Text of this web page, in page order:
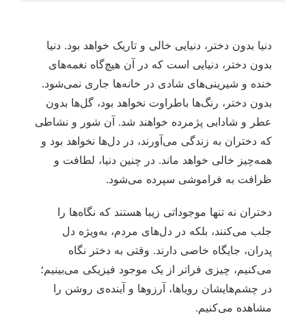
دنیا بدون دختر، دنیایی خالی و تاریک خواهد بود. دنیا
بدون دختر، دنیایی است که در آن هیچ‌گاه نغمه‌های
خنده و شیرینی‌های شادی در خانه‌ها جاری نمی‌شود.
بدون دختر، رنگ‌ها باطراوت نخواهد بود، گل‌ها بدون
عطر و شادابی پژمرده خواهند شد. آن شور و نشاطی
که دختران به زندگی می‌آورند، در دل‌ها نخواهد بود و
همه‌چیز خالی خواهد ماند. در چنین دنیا، لطافت و
ظرافت به فراموشی سپرده می‌شود.
دختران نه تنها موجوداتی زیبا هستند که نگاه‌ها را
جلب می‌کنند، بلکه در دل‌های مردم، به‌ویژه دل
پدران، جایگاه خاصی دارند. وقتی به دختر نگاه
می‌کنیم، چیزی فراتر از یک موجود فیزیکی می‌بینیم؛
در چشم‌هایشان رویاها، آرزوها و آینده‌ی روشن را
مشاهده می‌کنیم.